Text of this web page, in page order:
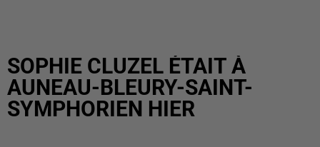
SOPHIE CLUZEL ÉTAIT À
AUNEAU-BLEURY-SAINT-
SYMPHORIEN HIER